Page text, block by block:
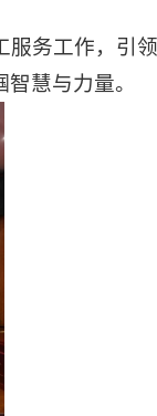
服务工作，引
慧与力量。